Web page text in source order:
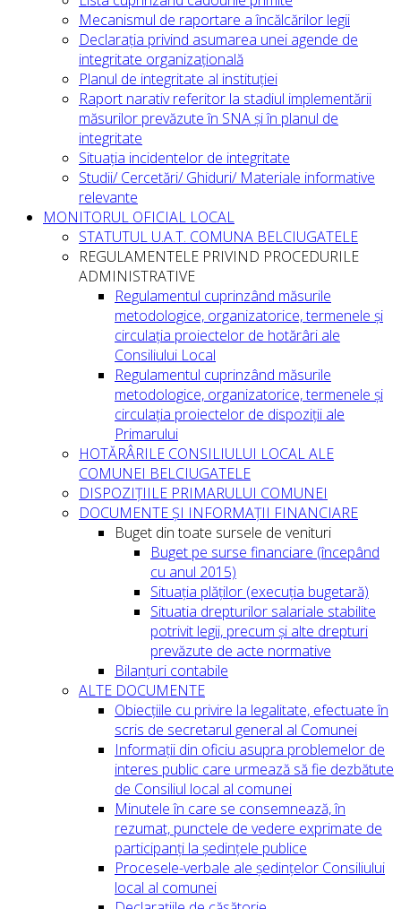
Mecanismul de raportare a încălcărilor legii
Declarația privind asumarea unei agende de
integritate organizațională
Planul de integritate al instituției
Raport narativ referitor la stadiul implementării
măsurilor prevăzute în SNA și în planul de
integritate
Situația incidentelor de integritate
Studii/ Cercetări/ Ghiduri/ Materiale informative
relevante
MONITORUL OFICIAL LOCAL
STATUTUL U.A.T. COMUNA BELCIUGATELE
REGULAMENTELE PRIVIND PROCEDURILE
ADMINISTRATIVE
Regulamentul cuprinzând măsurile
metodologice, organizatorice, termenele și
circulația proiectelor de hotărâri ale
Consiliului Local
Regulamentul cuprinzând măsurile
metodologice, organizatorice, termenele și
circulația proiectelor de dispoziții ale
Primarului
HOTĂRÂRILE CONSILIULUI LOCAL ALE
COMUNEI BELCIUGATELE
DISPOZIȚIILE PRIMARULUI COMUNEI
DOCUMENTE ȘI INFORMAȚII FINANCIARE
Buget din toate sursele de venituri
Buget pe surse financiare (începând
cu anul 2015)
Situația plăților (execuția bugetară)
Situatia drepturilor salariale stabilite
potrivit legii, precum și alte drepturi
prevăzute de acte normative
Bilanțuri contabile
ALTE DOCUMENTE
Obiecțiile cu privire la legalitate, efectuate în
scris de secretarul general al Comunei
Informații din oficiu asupra problemelor de
interes public care urmează să fie dezbătute
de Consiliul local al comunei
Minutele în care se consemnează, în
rezumat, punctele de vedere exprimate de
participanți la ședințele publice
Procesele-verbale ale ședințelor Consiliului
local al comunei